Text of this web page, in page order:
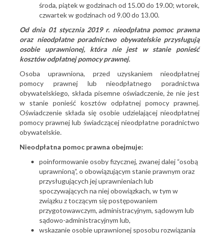
środa, piątek w godzinach od 15.00 do 19.00; wtorek,
czwartek w godzinach od 9.00 do 13.00.
Od dnia 01 stycznia 2019 r. nieodpłatna pomoc prawna
oraz nieodpłatne poradnictwo obywatelskie przysługują
osobie uprawnionej, która nie jest w stanie ponieść
kosztów odpłatnej pomocy prawnej.
Osoba uprawniona, przed uzyskaniem nieodpłatnej
pomocy prawnej lub nieodpłatnego poradnictwa
obywatelskiego, składa pisemne oświadczenie, że nie jest
w stanie ponieść kosztów odpłatnej pomocy prawnej.
Oświadczenie składa się osobie udzielającej nieodpłatnej
pomocy prawnej lub świadczącej nieodpłatne poradnictwo
obywatelskie.
Nieodpłatna pomoc prawna obejmuje:
poinformowanie osoby fizycznej, zwanej dalej “osobą
uprawnioną”, o obowiązującym stanie prawnym oraz
przysługujących jej uprawnieniach lub
spoczywających na niej obowiązkach, w tym w
związku z toczącym się postępowaniem
przygotowawczym, administracyjnym, sądowym lub
sądowo-administracyjnym lub,
wskazanie osobie uprawnionej sposobu rozwiązania